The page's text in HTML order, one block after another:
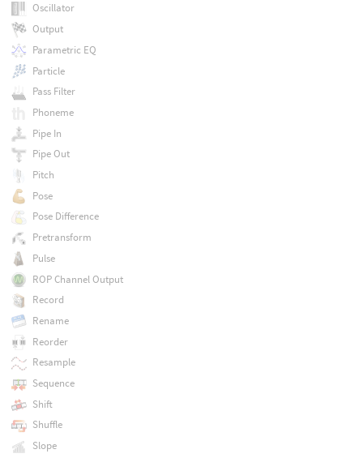
Oscillator
Output
Parametric EQ
Particle
Pass Filter
Phoneme
Pipe In
Pipe Out
Pitch
Pose
Pose Difference
Pretransform
Pulse
ROP Channel Output
Record
Rename
Reorder
Resample
Sequence
Shift
Shuffle
Slope